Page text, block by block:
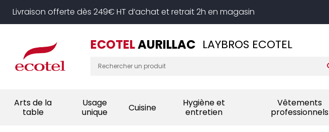
Livraison offerte dès 249€ HT d’achat et retrait 2h en magasin
ECOTELAURILLAC LAYBROS ECOTEL
Arts de la
table
Usage
unique
Cuisine
Hygiène et
entretien
Vêtements
professionnels
Panneau de gestion des cookies